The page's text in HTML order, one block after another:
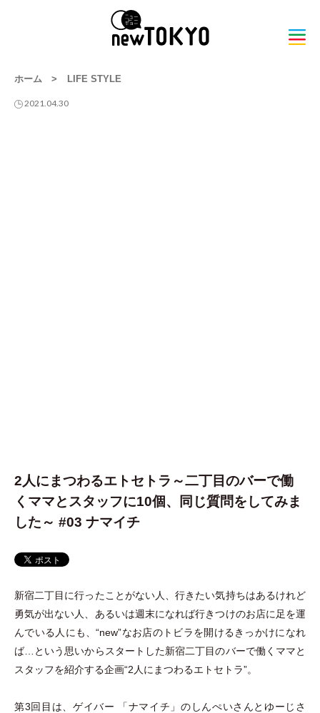
ホーム > LIFE STYLE
2021.04.30
2人にまつわるエトセトラ～二丁目のバーで働
くママとスタッフに10個、同じ質問をしてみま
した～ #03 ナマイチ
新宿二丁目に行ったことがない人、行きたい気持ちはあるけれど
勇気が出ない人、あるいは週末になれば行きつけのお店に足を運
んでいる人にも、“new”なお店のトビラを開けるきっかけになれ
ば…という思いからスタートした新宿二丁目のバーで働くママと
スタッフを紹介する企画“2人にまつわるエトセトラ”。
第3回目は、ゲイバー 「ナマイチ 」 のしんぺいさんとゆーじさ